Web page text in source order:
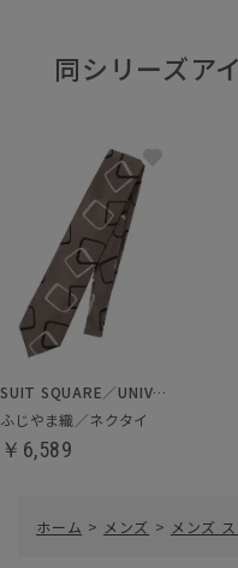
同シリーズア
SUIT SQUARE／UNIVERSAL LANGUAGE
ふじやま織／ネクタイ
￥6,589
ホーム > メンズ > メンズ